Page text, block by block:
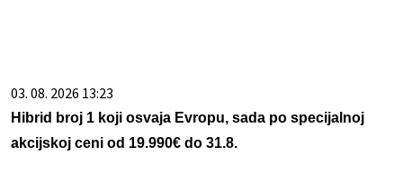
03. 08. 2026 13:23
Hibrid broj 1 koji osvaja Evropu, sada po specijalnoj
akcijskoj ceni od 19.990€ do 31.8.